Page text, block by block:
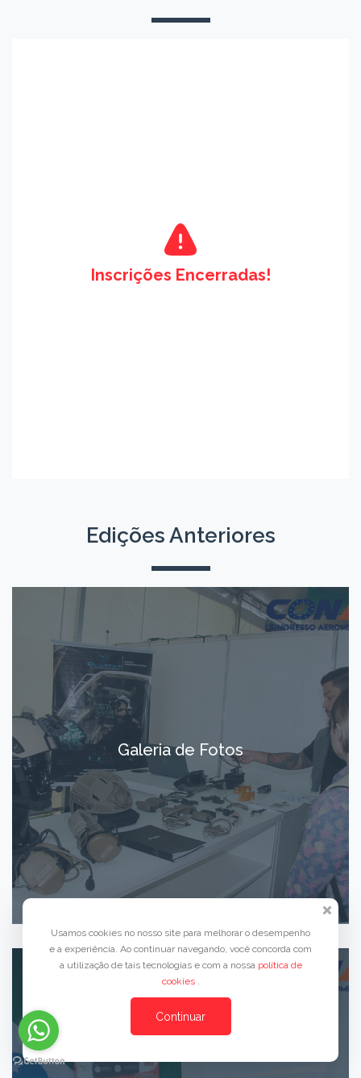
Inscrições Encerradas!
Edições Anteriores
Galeria de Fotos
Usamos cookies no nosso site para melhorar o desempenho
e a experiência. Ao continuar navegando, você concorda com
a utilização de tais tecnologias e com a nossa política de
cookies .
Continuar